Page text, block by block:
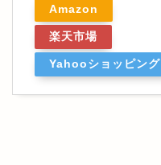
Amazon
楽天市場
Yahooショッピング